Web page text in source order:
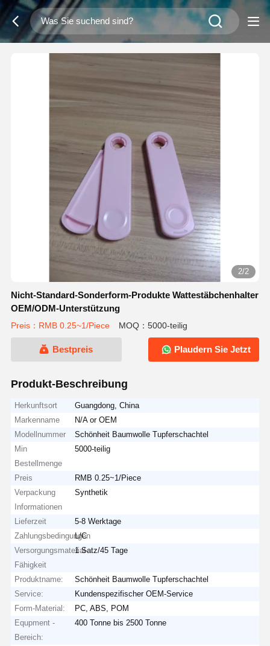
2/2
Nicht-Standard-Sonderform-Produkte Wattestäbchenhalter
OEM/ODM-Unterstützung
Preis：RMB 0.25~1/Piece MOQ：5000-teilig
Bestpreis Plaudern Sie Jetzt
Produkt-Beschreibung
Herkunftsort
Guangdong, China
Markenname
N/A or OEM
Modellnummer
Schönheit Baumwolle Tupferschachtel
Min
Bestellmenge
5000-teilig
Preis
RMB 0.25~1/Piece
Verpackung
Informationen
Synthetik
Lieferzeit
5-8 Werktage
Zahlungsbedingungen
L/C
Versorgungsmaterial-
Fähigkeit
1 Satz/45 Tage
Produktname:
Schönheit Baumwolle Tupferschachtel
Service:
Kundenspezifischer OEM-Service
Form-Material:
PC, ABS, POM
Equpment -
Bereich:
400 Tonne bis 2500 Tonne